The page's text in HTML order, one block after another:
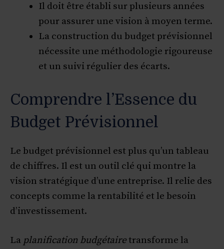
Il doit être établi sur plusieurs années
pour assurer une vision à moyen terme.
La construction du budget prévisionnel
nécessite une méthodologie rigoureuse
et un suivi régulier des écarts.
Comprendre l’Essence du
Budget Prévisionnel
Le budget prévisionnel est plus qu’un tableau
de chiffres. Il est un outil clé qui montre la
vision stratégique d’une entreprise. Il relie des
concepts comme la rentabilité et le besoin
d’investissement.
La planification budgétairetransforme la